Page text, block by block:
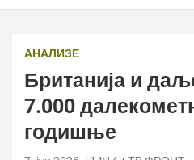
АНАЛИЗЕ
Британија и
7.000
годишње